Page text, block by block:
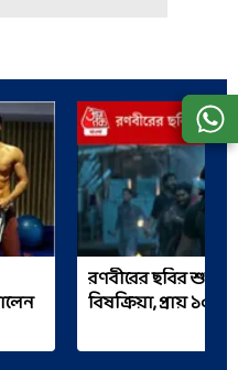
রণবীরের ছবির শ্যুটিং
বিষক্রিয়া, প্রায়